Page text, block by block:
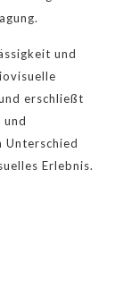
und
erschließt
Unterschied
Erlebnis.